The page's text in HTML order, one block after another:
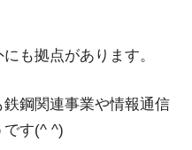
も拠点があります。
鋼関連事業や情報通信
です(^ ^)